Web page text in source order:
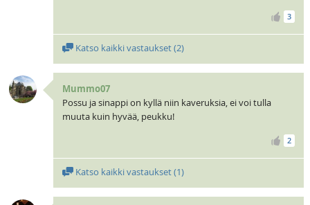
3
Katso kaikki vastaukset (2)
Mummo07
Possu ja sinappi on kyllä niin kaveruksia, ei voi tulla
muuta kuin hyvää, peukku!
2
Katso kaikki vastaukset (1)